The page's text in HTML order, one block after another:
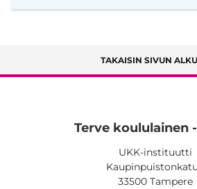
TAKAISIN SIVUN
Terve koululainen
UKK-instituutti
33500 Tampere